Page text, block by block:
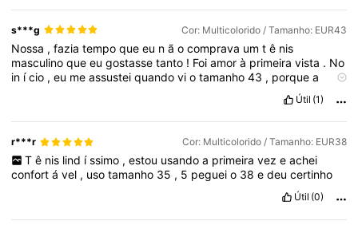
s***g Cor: Multicolorido / Tamanho: EUR43
Nossa ,faziatempoqueeu nãocomprava umtê nis
masculinoqueeugostassetanto ! Foiamorà primeiravista . No
in ício ,eu meassusteiquandoviotamanho43 , porquea
acabamento éimpecá
vel,omaterialédeótimaqualidadeeotênisémuitobonito.
Gostei
muito da
comprarsem medo
Útil (1)
r***r Cor: Multicolorido / Tamanho: EUR38
T ê nis lind íssimo , estou usando a primeira vez e achei
confortável , usotamanho 35 , 5 pegueio 38edeucertinho
Útil (0)